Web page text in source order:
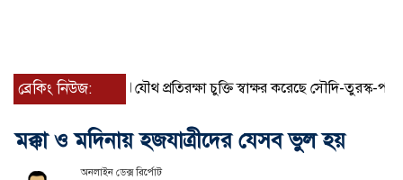
ব্রেকিং নিউজ: যৌথ প্রতিরক্ষা চুক্তি স্বাক্ষর করেছে সৌদি-তুরস্ক-পাকিস্তান
মক্কা ও মদিনায় হজযাত্রীদের যেসব ভুল হয়
অনলাইন ডেক্স রির্পোট